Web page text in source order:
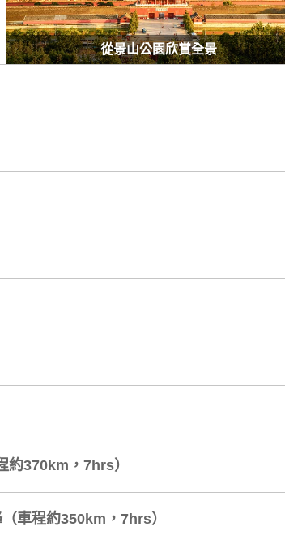
從景山公園欣賞全景
370km，7hrs）
車程約350km，7hrs）